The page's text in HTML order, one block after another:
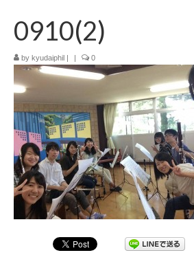
演奏会情報
卒業記念演奏会2027
九大フィルとは
九大フィルの歴史
ご寄付のお願い
演奏会の歴史
出張演奏
九大フィル特集ページ
0910(2)
by kyudaiphil 0